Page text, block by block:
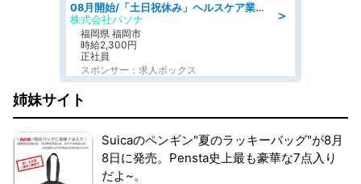
＞
08月開始/「土日祝休み」ヘルスケア業界の産業保健師/高時給/未経験OK/要資格:保健師、正看護師
株式会社パソナ
福岡県 福岡市
時給2,300円
正社員
スポンサー：求人ボックス
姉妹サイト
Suicaのペンギン"夏のラッキーバッグ"が8月
8日に発売。Pensta史上最も豪華な7点入り
だよ~。